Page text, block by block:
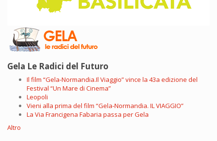
Gela Le Radici del Futuro
Il film “Gela-Normandia.Il Viaggio” vince la 43a edizione del
Festival “Un Mare di Cinema”
Leopoli
Vieni alla prima del film “Gela-Normandia. IL VIAGGIO”
La Via Francigena Fabaria passa per Gela
Altro